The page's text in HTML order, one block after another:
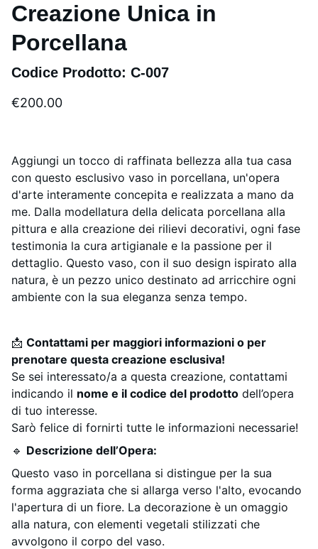
Creazione Unica in
Porcellana
Codice Prodotto: C-007
€200.00
Aggiungi un tocco di raffinata bellezza alla tua casa
con questo esclusivo vaso in porcellana, un'opera
d'arte interamente concepita e realizzata a mano da
me. Dalla modellatura della delicata porcellana alla
pittura e alla creazione dei rilievi decorativi, ogni fase
testimonia la cura artigianale e la passione per il
dettaglio. Questo vaso, con il suo design ispirato alla
natura, è un pezzo unico destinato ad arricchire ogni
ambiente con la sua eleganza senza tempo.
📩 Contattami per maggiori informazioni o per
prenotare questa creazione esclusiva!
Se sei interessato/a a questa creazione, contattami
indicando il nome e il codice del prodotto dell’opera
di tuo interesse.
Sarò felice di fornirti tutte le informazioni necessarie!
🔹 Descrizione dell’Opera:
Questo vaso in porcellana si distingue per la sua
forma aggraziata che si allarga verso l'alto, evocando
l'apertura di un fiore. La decorazione è un omaggio
alla natura, con elementi vegetali stilizzati che
avvolgono il corpo del vaso.